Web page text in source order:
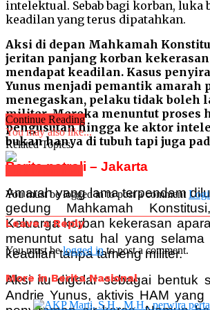
Aksi di depan Mahkamah
jeritan panjang korban
mendapat keadilan. Kasus
Yunus menjadi pemantik amarah
menegaskan, pelaku tidak
militer. Mereka menuntut proses
pengusutan hingga ke aktor
bukan hanya di tubuh tapi juga
Berita patroli – Jakarta
Amarah yang lama terpendam
gedung Mahkamah
Keluarga korban kekerasan
menuntut satu hal yang
keadilan tanpa tameng militer.
Aksi itu digelar sebagai bentuk
Andrie Yunus, aktivis HAM yang
Continue Reading
You may also like...
Related Topics:
You must be logged in to post a comment
Leave a Reply
You must belogged into post a comment.
More in Berita Nasional